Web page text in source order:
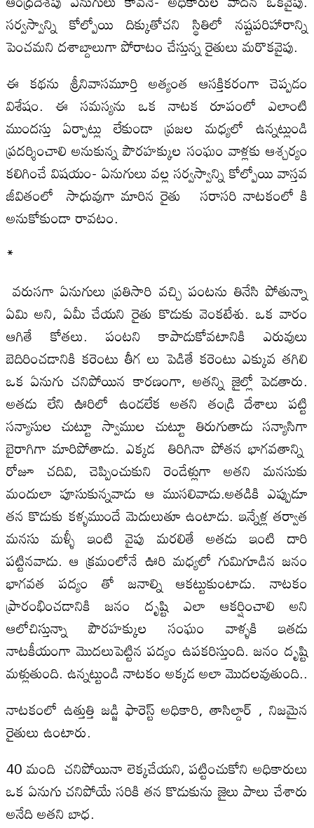
సర్వస్వాన్ని కోల్పోయి దిక్కుతోచని స్థితిలో నష్టపరిహారాన్ని
పెంచమని దశాబ్దాలుగా పోరాటం చేస్తున్న రైతులు మరొకవైపు.
ఈ కథను శ్రీనివాసమూర్తి అత్యంత ఆసక్తికరంగా చెప్పడం
విశేషం. ఈ సమస్యను ఒక నాటక రూపంలో ఎలాంటి
ముందస్తు ఏర్పాట్లు లేకుండా ప్రజల మధ్యలో ఉన్నట్లుండి
ప్రదర్శించాలి అనుకున్న పౌరహక్కుల సంఘం వాళ్లకు ఆశ్చర్యం
కలిగించే విషయం- ఏనుగులు వల్ల సర్వస్వాన్ని కోల్పోయి వాస్తవ
జీవితంలో సాధువుగా మారిన రైతు సరాసరి నాటకంలో కి
అనుకోకుండా రావటం.
*
వరుసగా ఏనుగులు ప్రతిసారి వచ్చి పంటను తినేసి పోతున్నా
ఏమి అని, ఏమీ చేయని రైతు కొడుకు వెంకటేశు. ఒక వారం
ఆగితే కోతలు. పంటని కాపాడుకోవటానికి ఎరువులు
బెదిరించడానికి కరెంటు తీగ లు పెడితే కరెంటు ఎక్కువ తగిలి
ఒక ఏనుగు చనిపోయిన కారణంగా, అతన్ని జైల్లో పెడతారు.
అతడు లేని ఊరిలో ఉండలేక అతని తండ్రి దేశాలు పట్టి
సన్యాసుల చుట్టూ స్వాముల చుట్టూ తిరుగుతాడు సన్యాసిగా
బైరాగిగా మారిపోతాడు. ఎక్కడ తిరిగినా పోతన భాగవతాన్ని
రోజూ చదివి, చెప్పించుకుని రెండేళ్లుగా అతని మనసుకు
మందులా పూసుకున్నవాడు ఆ ముసలివాడు.అతడికి ఎప్పుడూ
తన కొడుకు కళ్ళముందే మెదులుతూ ఉంటాడు. ఇన్నేళ్ల తర్వాత
మనసు మళ్ళీ ఇంటి వైపు మరలితే అతడు ఇంటి దారి
పట్టినవాడు. ఆ క్రమంలోనే ఊరి మధ్యలో గుమిగూడిన జనం
భాగవత పద్యం తో జనాల్ని ఆకట్టుకుంటాడు. నాటకం
ప్రారంభించడానికి జనం దృష్టి ఎలా ఆకర్షించాలి అని
ఆలోచిస్తున్నా పౌరహక్కుల సంఘం వాళ్ళకి ఇతడు
నాటకీయంగా మొదలుపెట్టిన పద్యం ఉపకరిస్తుంది. జనం దృష్టి
మళ్లుతుంది. ఉన్నట్టుండి నాటకం అక్కడ అలా మొదలవుతుంది..
నాటకంలో ఉత్తుత్తి జడ్జి ఫారెస్ట్ అధికారి, తాసిల్దార్ , నిజమైన
రైతులు ఉంటారు.
40 మంది చనిపోయినా లెక్కచేయని, పట్టించుకోని అధికారులు
ఒక ఏనుగు చనిపోయే సరికి తన కొడుకును జైలు పాలు చేశారు
అనేది అతని బాధ.